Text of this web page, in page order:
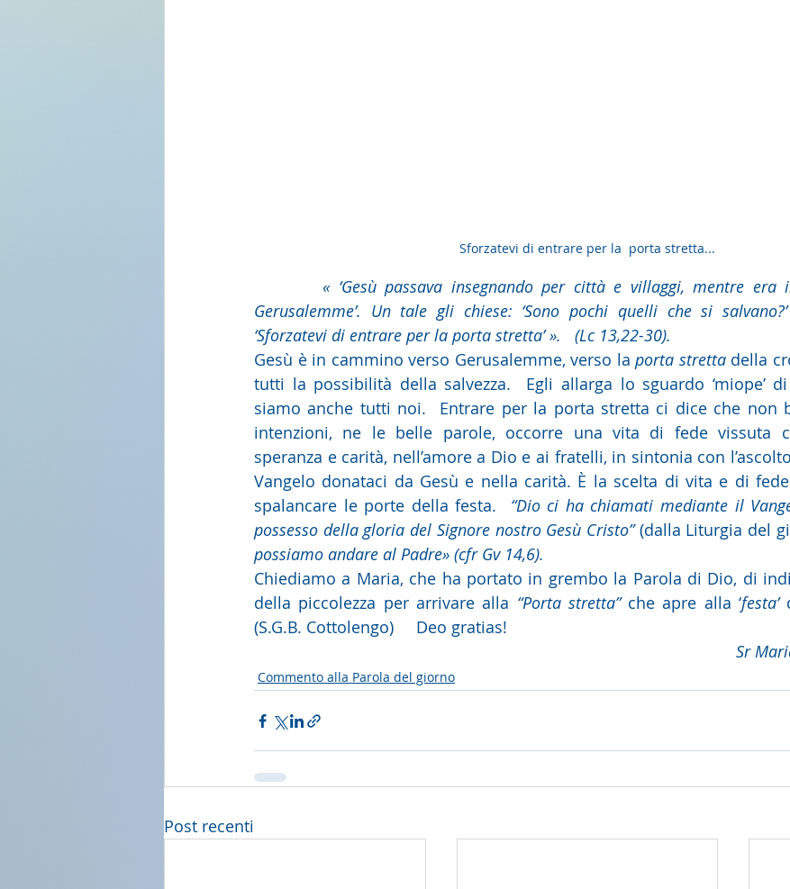
Sforzatevi di entrare per la  porta stretta...
« ‘Gesù passava insegnando per città e villaggi, mentre era
Gerusalemme’. Un tale gli chiese: ‘Sono pochi quelli che si
‘Sforzatevi di entrare per la porta stretta’ ».   (Lc 13,22-30).
Gesù è in cammino verso Gerusalemme, verso la porta stretta della
tutti la possibilità della salvezza.  Egli allarga lo sguardo ‘miope’
siamo anche tutti noi.  Entrare per la porta stretta ci dice che non
intenzioni, ne le belle parole, occorre una vita di fede vissuta
speranza e carità, nell’amore a Dio e ai fratelli, in sintonia con
Vangelo donataci da Gesù e nella carità. È la scelta di vita e di
spalancare le porte della festa. “Dio ci ha chiamati mediante il
possesso della gloria del Signore nostro Gesù Cristo” (dalla Liturgia del
possiamo andare al Padre» (cfr Gv 14,6).
Chiediamo a Maria, che ha portato in grembo la Parola di Dio, di
della piccolezza per arrivare alla “Porta stretta” che apre alla ‘festa’
(S.G.B. Cottolengo)     Deo gratias!
Sr
Commento alla Parola del giorno
Post recenti